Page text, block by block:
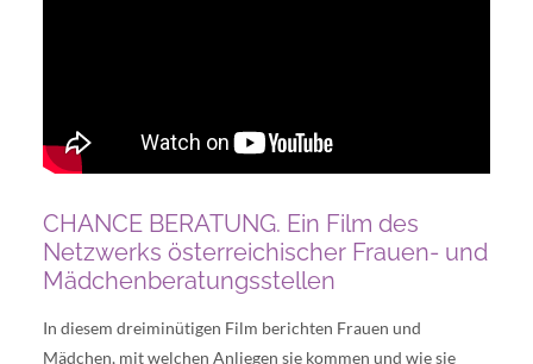
CHANCE BERATUNG. Ein Film des
Netzwerks österreichischer Frauen- und
Mädchenberatungsstellen
In diesem dreiminütigen Film berichten Frauen und
Mädchen, mit welchen Anliegen sie kommen und wie sie